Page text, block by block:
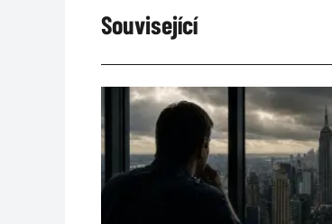
Související